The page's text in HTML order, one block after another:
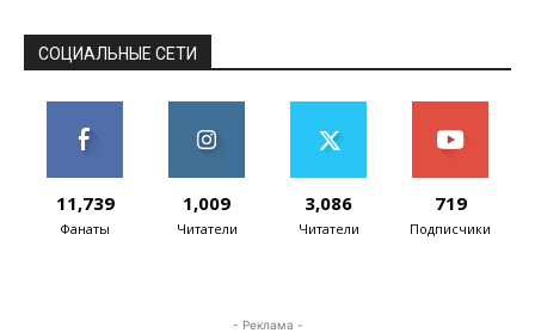
СОЦИАЛЬНЫЕ СЕТИ
11,739
Фанаты
1,009
Читатели
3,086
Читатели
719
Подписчики
- Реклама -